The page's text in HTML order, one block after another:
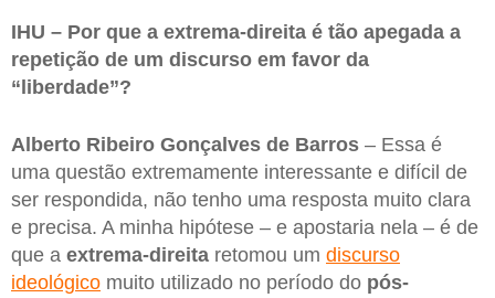
IHU – Por que a extrema-direita é tão apegada a
repetição de um discurso em favor da
“liberdade”?
Alberto Ribeiro Gonçalves de Barros – Essa é
uma questão extremamente interessante e difícil de
ser respondida, não tenho uma resposta muito clara
e precisa. A minha hipótese – e apostaria nela – é de
que a extrema-direita retomou um discurso
ideológico muito utilizado no período do pós-